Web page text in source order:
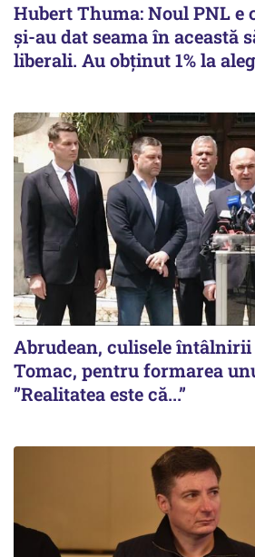
Hubert Thuma: Noul PNL e
și-au dat seama în această
liberali. Au obținut 1% la
Abrudean, culisele întâlnirii
Tomac, pentru formarea
”Realitatea este că...”